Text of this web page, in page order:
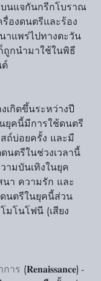
นแจกันกรีกโบราณ
องดนตรีและร้อง
าแพร่ไปทางตะวัน
ถูกนำมาใช้ในพิธี
เกิดขึ้นระหว่างปี
ยุคนี้มีการใช้ดนตรี
ถ์บ่อยครั้ง และมี
นตรีในช่วงเวลานี้
ามบันเทิงในยุค
นา ความรัก และ
นตรีในยุคนี้ส่วน
มโนโฟนี (เสียง
าร (𝐑𝐞𝐧𝐚𝐢𝐬𝐬𝐚𝐧𝐜𝐞) -